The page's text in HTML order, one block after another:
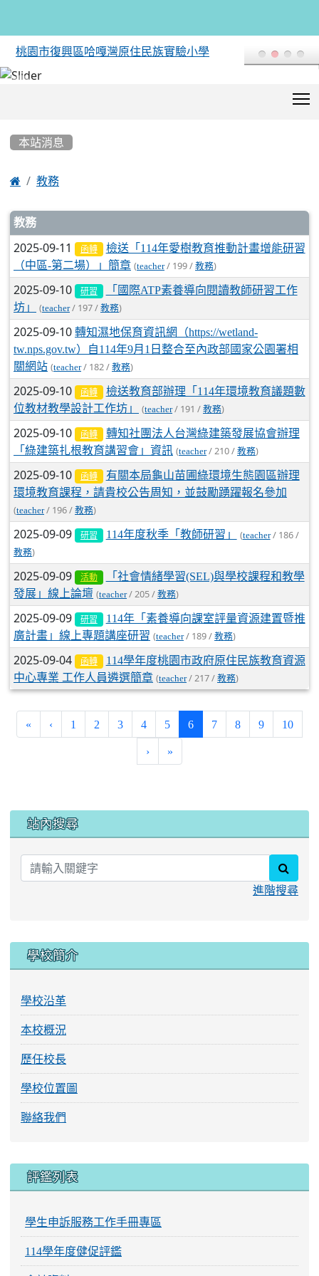
桃園市復興區哈嘎灣原住民族實驗小學
本站消息
 教務
文章列表
教務
2025-09-11 函轉
檢送「114年愛樹教育推動計畫增能研習
（中區-第二場）」簡章 (teacher/ 199 / 教務)
2025-09-10 研習
「國際ATP素養導向閱讀教師研習工作
坊」
(teacher/ 197 / 教務)
2025-09-10 轉知濕地保育資訊網（https://wetland-
tw.nps.gov.tw）自114年9月1日整合至內政部國家公園署相
關網站 (teacher/ 182 / 教務)
2025-09-10 函轉
檢送教育部辦理「114年環境教育議題數
位教材教學設計工作坊」
(teacher/ 191 / 教務)
2025-09-10 函轉
轉知社團法人台灣綠建築發展協會辦理
「綠建築扎根教育講習會」資訊 (teacher/ 210 / 教務)
2025-09-10 函轉
有關本局龜山苗圃綠環境生態園區辦理
環境教育課程，請貴校公告周知，並鼓勵踴躍報名參加
(teacher/ 196 / 教務)
2025-09-09 研習 114年度秋季「教師研習」 (teacher/ 186 /
教務)
2025-09-09 活動
「社會情緒學習(SEL)與學校課程和教學
發展」線上論壇 (teacher/ 205 / 教務)
2025-09-09 研習
114年「素養導向課室評量資源建置暨推
廣計畫」線上專題講座研習 (teacher/ 189 / 教務)
2025-09-04 函轉
114學年度桃園市政府原住民族教育資源
中心專業 工作人員遴選簡章 (teacher/ 217 / 教務)
« ‹ 1 2 3 4 5 6(current)
7 8 9 10
› »
站內搜尋
進階搜尋
學校簡介
學校沿革
本校概況
歷任校長
學校位置圖
聯絡我們
評鑑列表
學生申訴服務工作手冊專區
114學年度健促評鑑